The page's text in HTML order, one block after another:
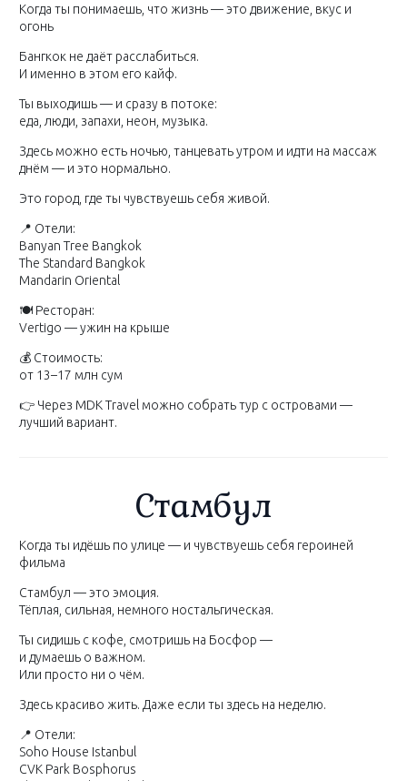
Когда ты понимаешь, что жизнь — это движение, вкус и
огонь
Бангкок не даёт расслабиться.
И именно в этом его кайф.
Ты выходишь — и сразу в потоке:
еда, люди, запахи, неон, музыка.
Здесь можно есть ночью, танцевать утром и идти на массаж
днём — и это нормально.
Это город, где ты чувствуешь себя живой.
📍 Отели:
Banyan Tree Bangkok
The Standard Bangkok
Mandarin Oriental
🍽 Ресторан:
Vertigo — ужин на крыше
💰 Стоимость:
от 13–17 млн сум
👉 Через MDK Travel можно собрать тур с островами —
лучший вариант.
Стамбул
Когда ты идёшь по улице — и чувствуешь себя героиней
фильма
Стамбул — это эмоция.
Тёплая, сильная, немного ностальгическая.
Ты сидишь с кофе, смотришь на Босфор —
и думаешь о важном.
Или просто ни о чём.
Здесь красиво жить. Даже если ты здесь на неделю.
📍 Отели:
Soho House Istanbul
CVK Park Bosphorus